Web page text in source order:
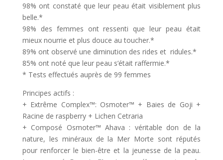
98% ont constaté que leur peau était visiblement plus
belle.*
98% des femmes ont ressenti que leur peau était
mieux nourrie et plus douce au toucher.*
89% ont observé une diminution des rides et ridules.*
85% ont noté que leur peau s’était raffermie.*
* Tests effectués auprès de 99 femmes
Principes actifs :
+ Extrême Complex™: Osmoter™ + Baies de Goji +
Racine de raspberry + Lichen Cetraria
+ Composé Osmoter™ Ahava : véritable don de la
nature, les minéraux de la Mer Morte sont réputés
pour renforcer le bien-être et la jeunesse de la peau.